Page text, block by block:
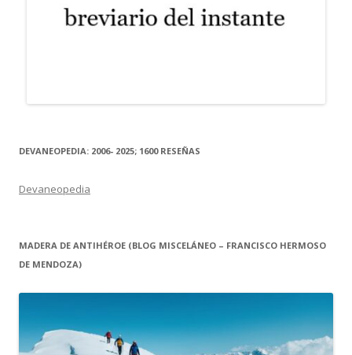
DEVANEOPEDIA: 2006- 2025; 1600 RESEÑAS
Devaneopedia
MADERA DE ANTIHÉROE (BLOG MISCELÁNEO – FRANCISCO HERMOSO
DE MENDOZA)